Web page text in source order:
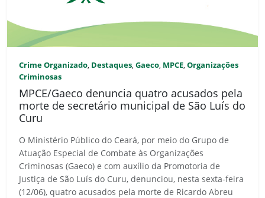
Crime Organizado, Destaques, Gaeco, MPCE, Organizações
Criminosas
MPCE/Gaeco denuncia quatro acusados pela
morte de secretário municipal de São Luís do
Curu
O Ministério Público do Ceará, por meio do Grupo de
Atuação Especial de Combate às Organizações
Criminosas (Gaeco) e com auxílio da Promotoria de
Justiça de São Luís do Curu, denunciou, nesta sexta-feira
(12/06), quatro acusados pela morte de Ricardo Abreu